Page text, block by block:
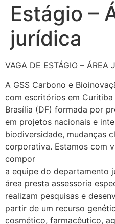
Estágio –
jurídica
VAGA DE ESTÁGIO – ÁREA
A GSS Carbono e
com escritórios em Curitiba
Brasília (DF) formada por
em projetos nacionais e
biodiversidade, mudanças
corporativa. Estamos com
compor
a equipe do departamento
área presta assessoria
realizam pesquisas e
partir de um recurso
cosmético, farmacêutico,